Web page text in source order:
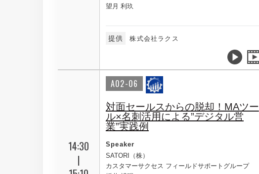
望月 利玖
提供 株式会社ラクス
14:30
|
A02-06
対面セールスからの脱却！MAツー
ル×名刺活用による”デジタル営
業”実践例
Speaker
SATORI（株）
カスタマーサクセス フィールドサポートグループ